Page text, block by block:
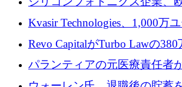
ムに変える
商業的に成功させるためのイ
Kvasir Technologies、1,000万
で成長を促進
Revo CapitalがTurbo Lawの
ラウンドを主導し、訴訟プラ
パランティアの元医療責任者
ェントの立ち上げに1,000万